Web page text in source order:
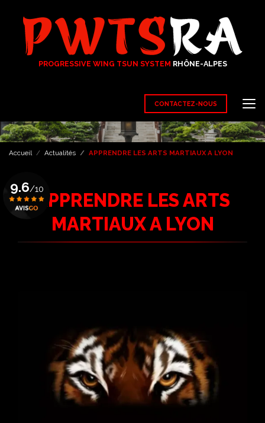
contenu
principal
PROGRESSIVE WING TSUN SYSTEM RHÔNE-ALPES
CONTACTEZ-NOUS
9.6/10
Accueil Actualités APPRENDRE LES ARTS MARTIAUX A LYON
APPRENDRE LES ARTS
MARTIAUX A LYON